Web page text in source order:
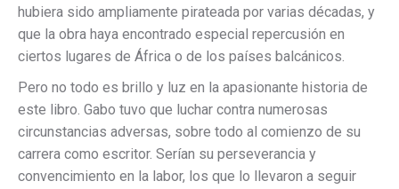
hubiera sido ampliamente pirateada por varias décadas, y
que la obra haya encontrado especial repercusión en
ciertos lugares de África o de los países balcánicos.
Pero no todo es brillo y luz en la apasionante historia de
este libro. Gabo tuvo que luchar contra numerosas
circunstancias adversas, sobre todo al comienzo de su
carrera como escritor. Serían su perseverancia y
convencimiento en la labor, los que lo llevaron a seguir